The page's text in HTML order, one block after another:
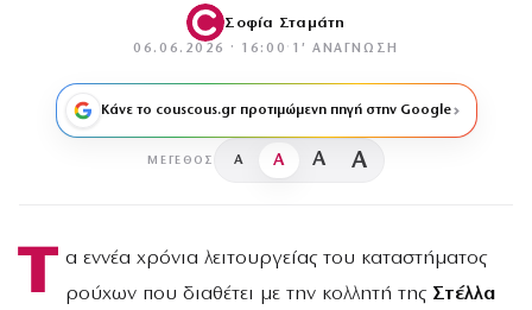
Σοφία Σταμάτη
06.06.2026 · 16:00 · 1′ ΑΝΆΓΝΩΣΗ
Κάνε το couscous.gr προτιμώμενη πηγή στην Google
ΜΈΓΕΘΟΣ A A A A
Τ α εννέα χρόνια λειτουργείας του καταστήματος
ρούχων που διαθέτει με την κολλητή τηςΣτέλλα